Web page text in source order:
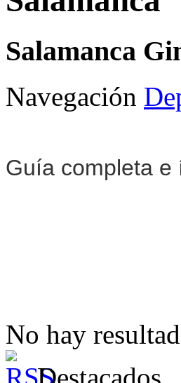
Salamanca
Navegación
Guía completa e
No hay
Destacados